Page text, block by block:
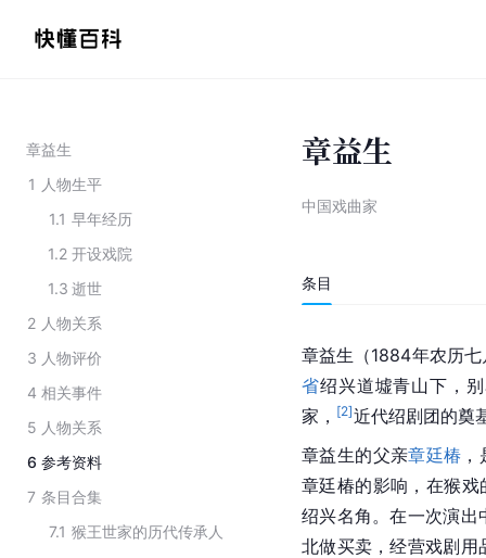
章益生
1 人物生平
1.1 早年经历
1.2 开设戏院
1.3 逝世
2 人物关系
3 人物评价
4 相关事件
5 人物关系
6 参考资料
7 条目合集
7.1 猴王世家的历代传承人
章益生
中国戏曲家
条目
章益生（1884年农历七
省绍兴道墟青山下，
家， [2]近代绍剧团的奠
章益生的父亲章廷椿
章廷椿的影响，在猴戏
绍兴名角。在一次演出
北做买卖，经营戏剧